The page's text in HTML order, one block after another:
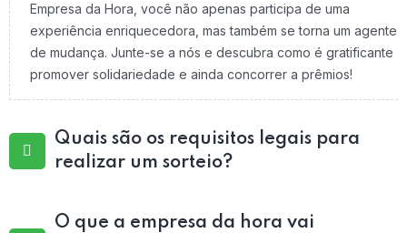
Empresa da Hora, você não apenas participa de uma
experiência enriquecedora, mas também se torna um agente
de mudança. Junte-se a nós e descubra como é gratificante
promover solidariedade e ainda concorrer a prêmios!
Quais são os requisitos legais para
realizar um sorteio?
O que a empresa da hora vai